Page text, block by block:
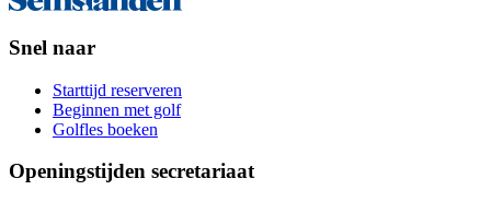
Snel naar
Starttijd reserveren
Beginnen met golf
Golfles boeken
Openingstijden secretariaat